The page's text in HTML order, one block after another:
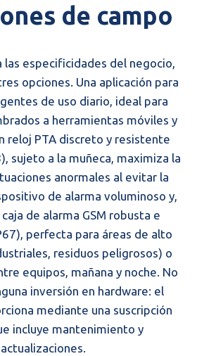
de campo
las especificidades del negocio,
opciones. Una aplicación para
de uso diario, ideal para
a herramientas móviles y
reloj PTA discreto y resistente
sujeto a la muñeca, maximiza la
anormales al evitar la
de alarma voluminoso y,
de alarma GSM robusta e
perfecta para áreas de alto
residuos peligrosos) o
equipos, mañana y noche. No
inversión en hardware: el
mediante una suscripción
incluye mantenimiento y
actualizaciones.